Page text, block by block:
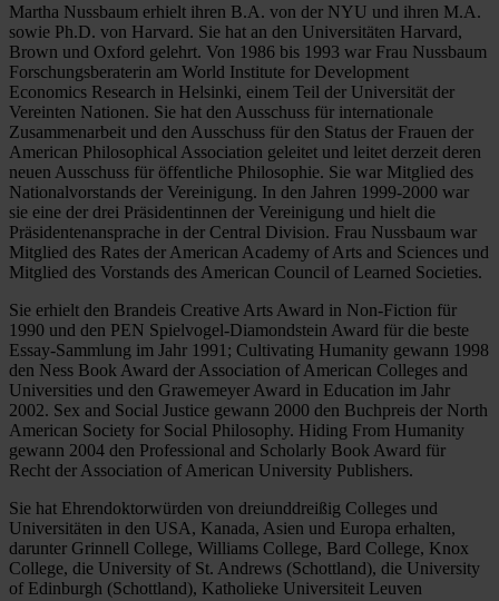
Martha Nussbaum erhielt ihren B.A. von der NYU und ihren M.A.
sowie Ph.D. von Harvard. Sie hat an den Universitäten Harvard,
Brown und Oxford gelehrt. Von 1986 bis 1993 war Frau Nussbaum
Forschungsberaterin am World Institute for Development
Economics Research in Helsinki, einem Teil der Universität der
Vereinten Nationen. Sie hat den Ausschuss für internationale
Zusammenarbeit und den Ausschuss für den Status der Frauen der
American Philosophical Association geleitet und leitet derzeit deren
neuen Ausschuss für öffentliche Philosophie. Sie war Mitglied des
Nationalvorstands der Vereinigung. In den Jahren 1999-2000 war
sie eine der drei Präsidentinnen der Vereinigung und hielt die
Präsidentenansprache in der Central Division. Frau Nussbaum war
Mitglied des Rates der American Academy of Arts and Sciences und
Mitglied des Vorstands des American Council of Learned Societies.
Sie erhielt den Brandeis Creative Arts Award in Non-Fiction für
1990 und den PEN Spielvogel-Diamondstein Award für die beste
Essay-Sammlung im Jahr 1991; Cultivating Humanity gewann 1998
den Ness Book Award der Association of American Colleges and
Universities und den Grawemeyer Award in Education im Jahr
2002. Sex and Social Justice gewann 2000 den Buchpreis der North
American Society for Social Philosophy. Hiding From Humanity
gewann 2004 den Professional and Scholarly Book Award für
Recht der Association of American University Publishers.
Sie hat Ehrendoktorwürden von dreiunddreißig Colleges und
Universitäten in den USA, Kanada, Asien und Europa erhalten,
darunter Grinnell College, Williams College, Bard College, Knox
College, die University of St. Andrews (Schottland), die University
of Edinburgh (Schottland), Katholieke Universiteit Leuven